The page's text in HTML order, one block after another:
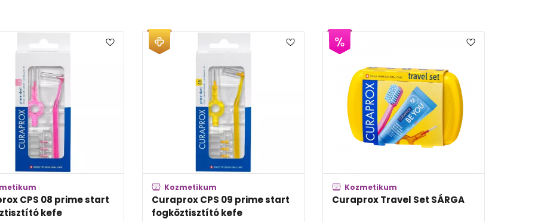
Curaprox Travel Set SÁRGA Curaprox Travel Set PINK
Curaprox CPS 011